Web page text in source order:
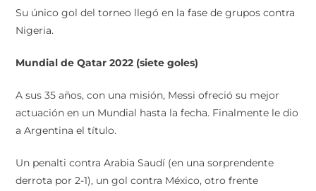
Su único gol del torneo llegó en la fase de grupos contra
Nigeria.
Mundial de Qatar 2022 (siete goles)
A sus 35 años, con una misión, Messi ofreció su mejor
actuación en un Mundial hasta la fecha. Finalmente le dio
a Argentina el título.
Un penalti contra Arabia Saudí (en una sorprendente
derrota por 2-1), un gol contra México, otro frente